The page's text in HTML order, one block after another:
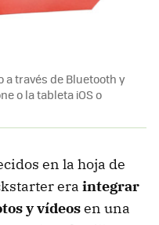
a través de Bluetooth y
o la tableta iOS o
en la hoja de
era integrar
y vídeosen una